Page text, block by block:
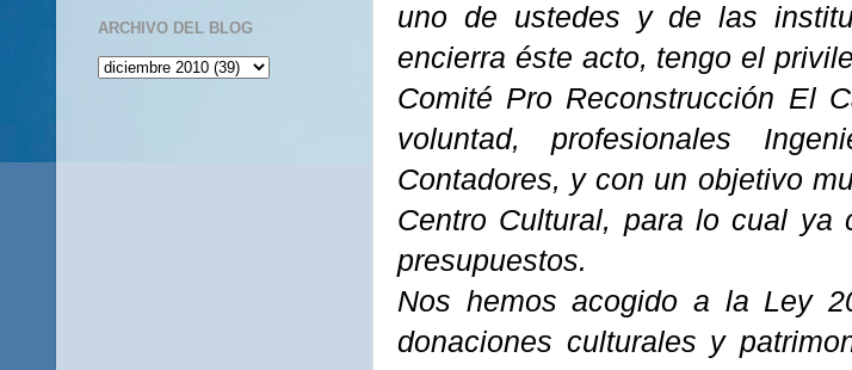
uno de ustedes y de las
encierra éste acto, tengo el
Comité Pro Reconstrucción El
voluntad, profesionales
Contadores, y con un objetivo
Centro Cultural, para lo cual ya
presupuestos.
Nos hemos acogido a la Ley
donaciones culturales y
ARCHIVO DEL BLOG